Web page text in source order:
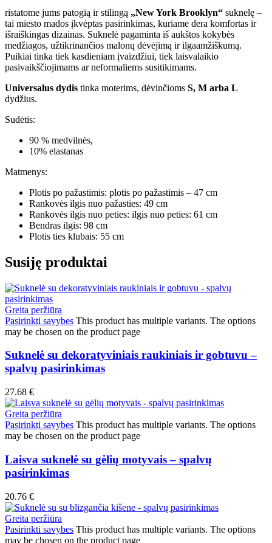
ristatome jums patogią ir stilingą „New York Brooklyn“ suknelę –
tai miesto mados įkvėptas pasirinkimas, kuriame dera komfortas ir
išraiškingas dizainas. Suknelė pagaminta iš aukštos kokybės
medžiagos, užtikrinančios malonų dėvėjimą ir ilgaamžiškumą.
Puikiai tinka tiek kasdieniam įvaizdžiui, tiek laisvalaikio
pasivaikščiojimams ar neformaliems susitikimams.
Universalus dydis tinka moterims, dėvinčioms S, M arba L
dydžius.
Sudėtis:
90 % medvilnės,
10% elastanas
Matmenys:
Plotis po pažastimis: plotis po pažastimis – 47 cm
Rankovės ilgis nuo pažasties: 49 cm
Rankovės ilgis nuo peties: ilgis nuo peties: 61 cm
Bendras ilgis: 98 cm
Plotis ties klubais: 55 cm
Susiję produktai
Greita peržiūra
Pasirinkti savybes This product has multiple variants. The options
may be chosen on the product page
Suknelė su dekoratyviniais raukiniais ir gobtuvu –
spalvų pasirinkimas
27.68 €
Greita peržiūra
Pasirinkti savybes This product has multiple variants. The options
may be chosen on the product page
Laisva suknelė su gėlių motyvais – spalvų
pasirinkimas
20.76 €
Greita peržiūra
Pasirinkti savybes This product has multiple variants. The options
may be chosen on the product page